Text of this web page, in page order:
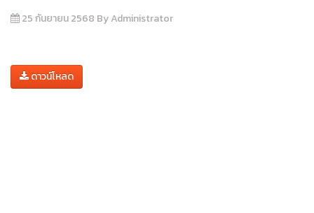
25 กันยายน 2568 By Administrator
ดาวน์โหลด